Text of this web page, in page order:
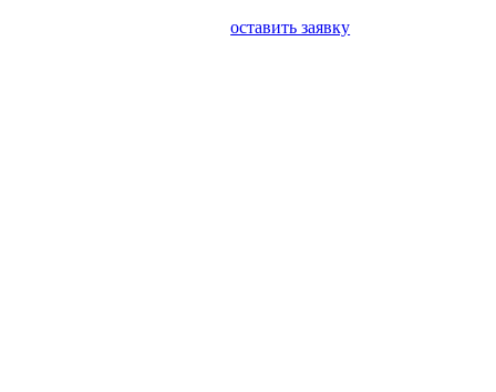
оставить заявку